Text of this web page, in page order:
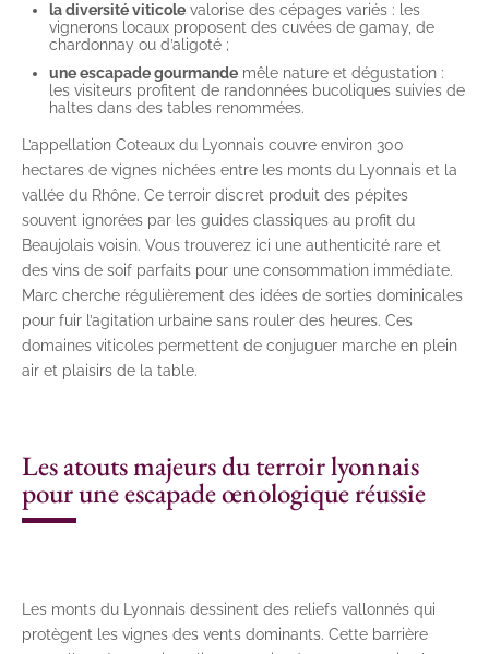
la diversité viticole valorise des cépages variés : les
vignerons locaux proposent des cuvées de gamay, de
chardonnay ou d’aligoté ;
une escapade gourmande mêle nature et dégustation :
les visiteurs profitent de randonnées bucoliques suivies de
haltes dans des tables renommées.
L’appellation Coteaux du Lyonnais couvre environ 300
hectares de vignes nichées entre les monts du Lyonnais et la
vallée du Rhône. Ce terroir discret produit des pépites
souvent ignorées par les guides classiques au profit du
Beaujolais voisin. Vous trouverez ici une authenticité rare et
des vins de soif parfaits pour une consommation immédiate.
Marc cherche régulièrement des idées de sorties dominicales
pour fuir l’agitation urbaine sans rouler des heures. Ces
domaines viticoles permettent de conjuguer marche en plein
air et plaisirs de la table.
Les atouts majeurs du terroir lyonnais
pour une escapade œnologique réussie
Les monts du Lyonnais dessinent des reliefs vallonnés qui
protègent les vignes des vents dominants. Cette barrière